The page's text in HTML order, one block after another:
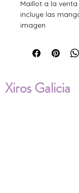
Maillot a la venta
incluye las
imagen
Xiros Galicia